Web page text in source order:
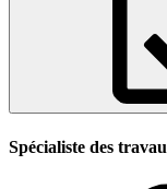
Spécialiste des